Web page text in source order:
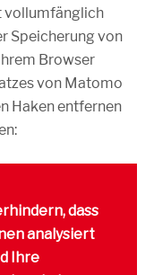
vollumfänglich
Speicherung von
Browser
von Matomo
Haken entfernen